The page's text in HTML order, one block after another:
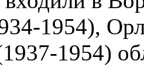
1954),
1954)